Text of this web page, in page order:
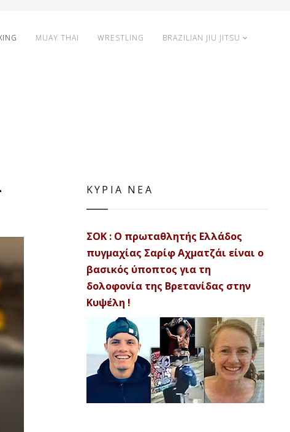
MUAY THAI WRESTLING BRAZILIAN JIU JITSU
ΚΥΡΙΑ ΝΕΑ
ΣΟΚ : Ο πρωταθλητής Ελλάδος
πυγμαχίας Σαρίφ Αχματζάι είναι ο
βασικός ύποπτος για τη
δολοφονία της Βρετανίδας στην
Κυψέλη !